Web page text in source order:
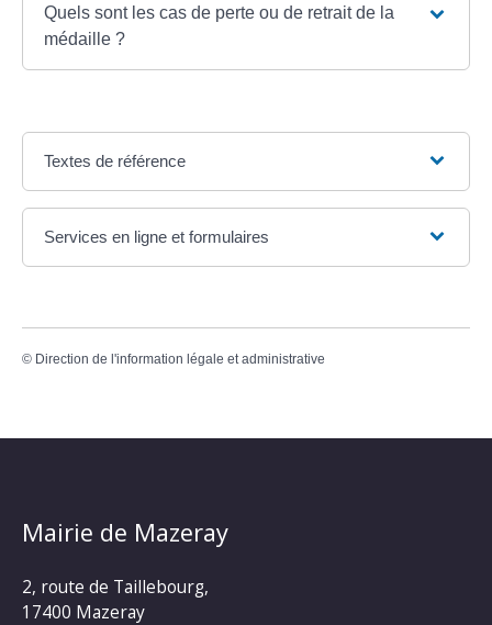
Quels sont les cas de perte ou de retrait de la
médaille ?
Textes de référence
Services en ligne et formulaires
© Direction de l'information légale et administrative
Mairie de Mazeray
2, route de Taillebourg,
17400 Mazeray